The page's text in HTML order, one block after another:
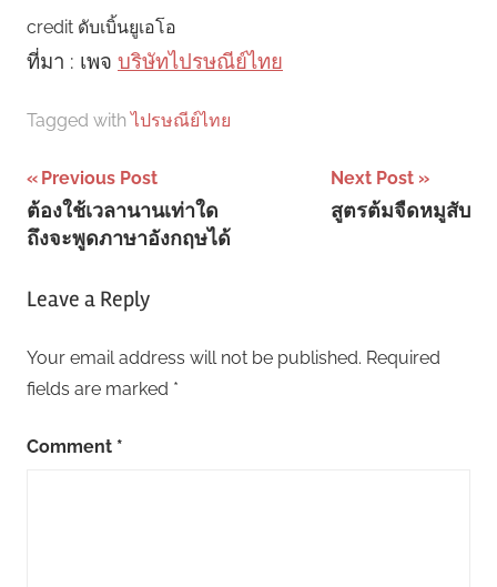
credit ดับเบิ้นยูเอโอ
ที่มา : เพจ บริษัทไปรษณีย์ไทย
Tagged withไปรษณีย์ไทย
Post
navigation
Previous Post
ต้องใช้เวลานานเท่าใด
ถึงจะพูดภาษาอังกฤษได้
Next Post
สูตรต้มจืดหมูสับ
Leave a Reply
Your email address will not be published. Required
fields are marked *
Comment *